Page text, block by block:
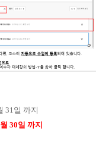
31 일 까지
월 30일 까지